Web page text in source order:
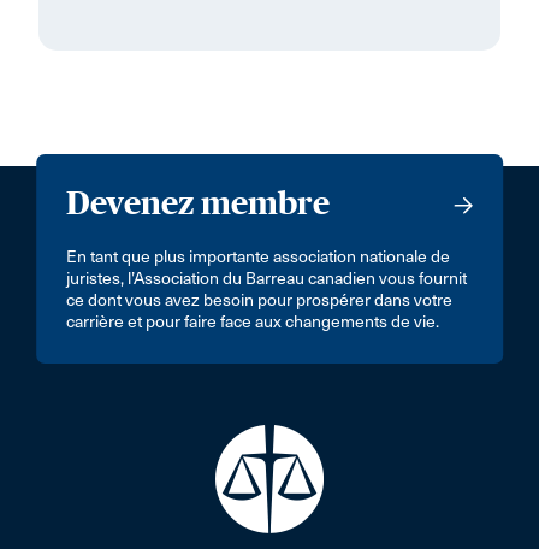
Devenez membre
En tant que plus importante association nationale de
juristes, l’Association du Barreau canadien vous fournit
ce dont vous avez besoin pour prospérer dans votre
carrière et pour faire face aux changements de vie.